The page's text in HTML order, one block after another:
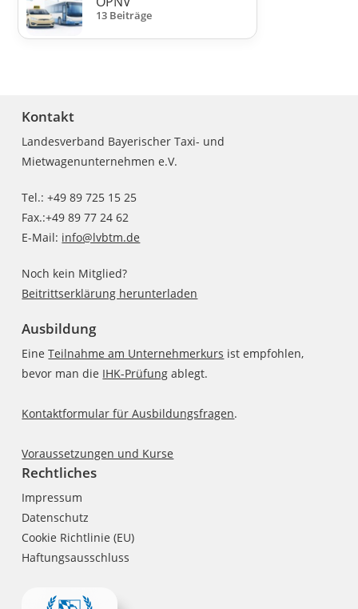
13 Beiträge
Kontakt
Landesverband Bayerischer Taxi- und
Mietwagenunternehmen e.V.
Tel.: +49 89 725 15 25
Fax.:+49 89 77 24 62
E-Mail: info@lvbtm.de
Noch kein Mitglied?
Beitrittserklärung herunterladen
Ausbildung
EineTeilnahme am Unternehmerkurs ist empfohlen,
bevor man die IHK-Prüfung ablegt.
Kontaktformular für Ausbildungsfragen.
Voraussetzungen und Kurse
Rechtliches
Impressum
Datenschutz
Cookie Richtlinie (EU)
Haftungsausschluss